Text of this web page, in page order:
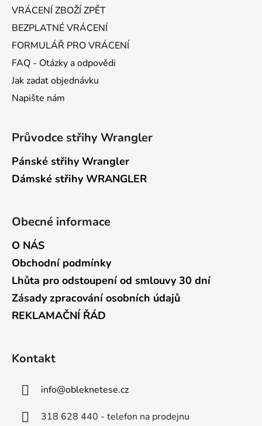
VRÁCENÍ ZBOŽÍ ZPĚT
BEZPLATNÉ VRÁCENÍ
FORMULÁŘ PRO VRÁCENÍ
FAQ - Otázky a odpovědi
Jak zadat objednávku
Napište nám
Průvodce střihy Wrangler
Pánské střihy Wrangler
Dámské střihy WRANGLER
Obecné informace
O NÁS
Obchodní podmínky
Lhůta pro odstoupení od smlouvy 30 dní
Zásady zpracování osobních údajů
REKLAMAČNÍ ŘÁD
Kontakt
info@obleknetese.cz
318 628 440 - telefon na prodejnu